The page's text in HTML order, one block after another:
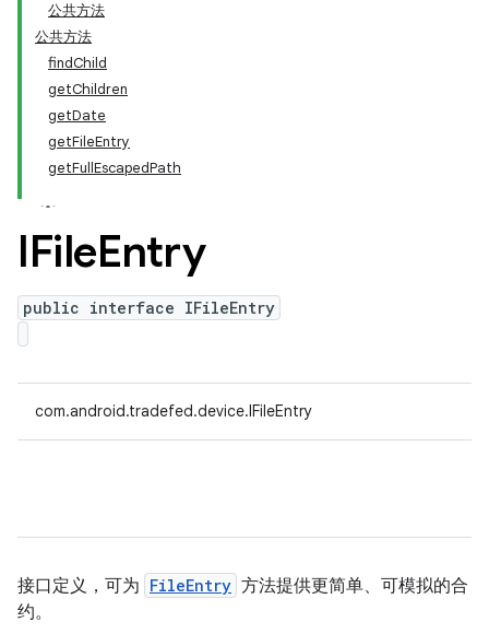
公共方法
公共方法
findChild
getChildren
getDate
getFileEntry
getFullEscapedPath
IFileEntry
public interface IFileEntry
com.android.tradefed.device.IFileEntry
接口定义，可为 FileEntry 方法提供更简单、可模拟的合
约。